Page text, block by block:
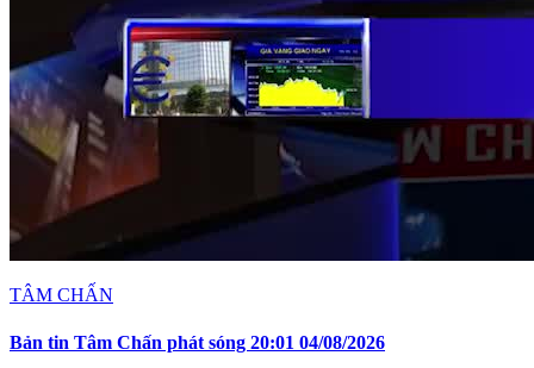
TÂM CHẤN
Bản tin Tâm Chấn phát sóng 20:01 04/08/2026